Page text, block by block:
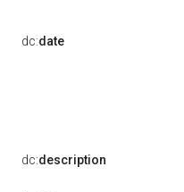
dc:date
dc:description